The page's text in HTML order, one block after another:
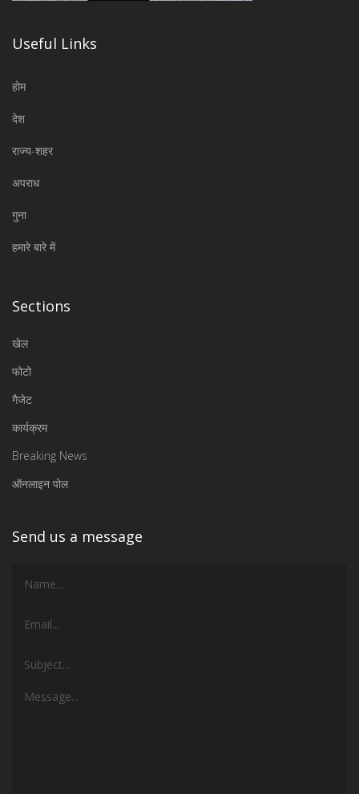
Useful Links
होम
देश
राज्य-शहर
अपराध
गुना
हमारे बारे में
Sections
खेल
फोटो
गैजेट
कार्यक्रम
Breaking News
ऑनलाइन पोल
Send us a message